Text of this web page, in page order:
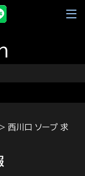
> 西川口 ソープ 求